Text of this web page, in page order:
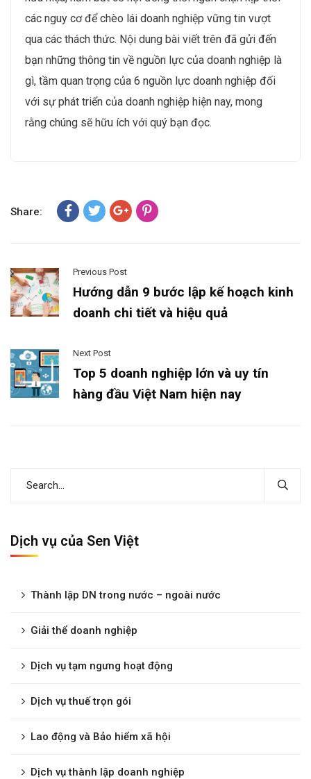
các nguy cơ để chèo lái doanh nghiệp vững tin vượt
qua các thách thức. Nội dung bài viết trên đã gửi đến
bạn những thông tin về nguồn lực của doanh nghiệp là
gì, tầm quan trọng của 6 nguồn lực doanh nghiệp đối
với sự phát triển của doanh nghiệp hiện nay, mong
rằng chúng sẽ hữu ích với quý bạn đọc.
Share:
Previous Post
Hướng dẫn 9 bước lập kế hoạch kinh
doanh chi tiết và hiệu quả
Next Post
Top 5 doanh nghiệp lớn và uy tín
hàng đầu Việt Nam hiện nay
Dịch vụ của Sen Việt
Thành lập DN trong nước – ngoài nước
Giải thể doanh nghiệp
Dịch vụ tạm ngưng hoạt động
Dịch vụ thuế trọn gói
Lao động và Bảo hiểm xã hội
Dịch vụ thành lập doanh nghiệp